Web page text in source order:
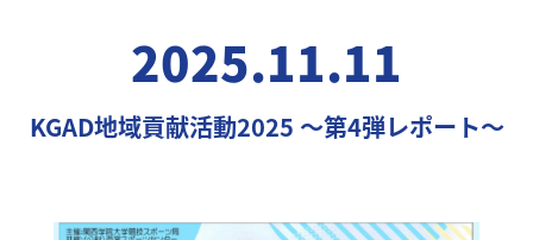
2025.11.11
KGAD地域貢献活動2025 ～第4弾レポート～